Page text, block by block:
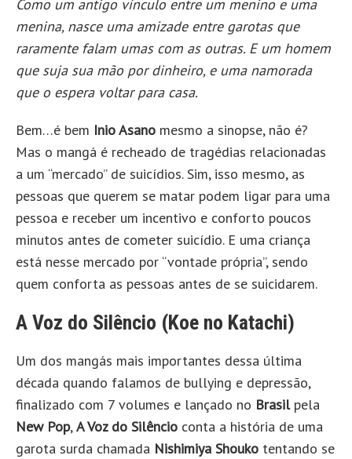
Como um antigo vínculo entre um menino e uma
menina, nasce uma amizade entre garotas que
raramente falam umas com as outras. E um homem
que suja sua mão por dinheiro, e uma namorada
que o espera voltar para casa.
Bem…é bem Inio Asano mesmo a sinopse, não é?
Mas o mangá é recheado de tragédias relacionadas
a um “mercado” de suicídios. Sim, isso mesmo, as
pessoas que querem se matar podem ligar para uma
pessoa e receber um incentivo e conforto poucos
minutos antes de cometer suicídio. E uma criança
está nesse mercado por “vontade própria”, sendo
quem conforta as pessoas antes de se suicidarem.
A Voz do Silêncio (Koe no Katachi)
Um dos mangás mais importantes dessa última
década quando falamos de bullying e depressão,
finalizado com 7 volumes e lançado no Brasilpela
New Pop,A Voz do Silêncio conta a história de uma
garota surda chamada Nishimiya Shouko tentando se